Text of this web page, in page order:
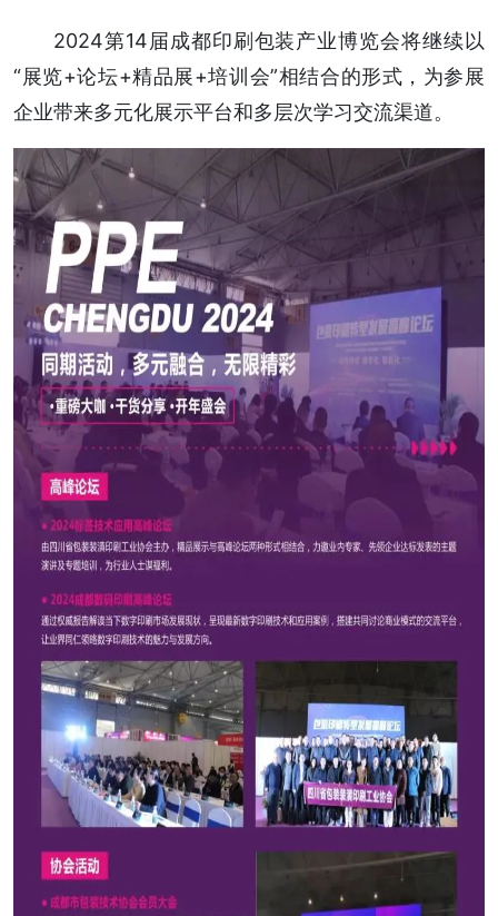
2024第14届成都印刷包装产业博览会将继续以
“展览+论坛+精品展+培训会”相结合的形式，为参展
企业带来多元化展示平台和多层次学习交流渠道。